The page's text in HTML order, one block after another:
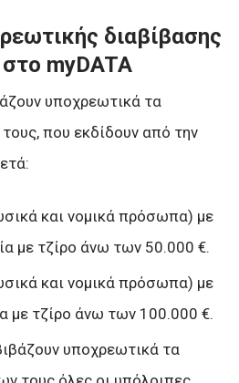
διαβίβασης
myDATA
υποχρεωτικά τα
που εκδίδουν από την
και νομικά πρόσωπα) με
με τζίρο άνω των 50.000 €.
και νομικά πρόσωπα) με
με τζίρο άνω των 100.000 €.
υποχρεωτικά τα